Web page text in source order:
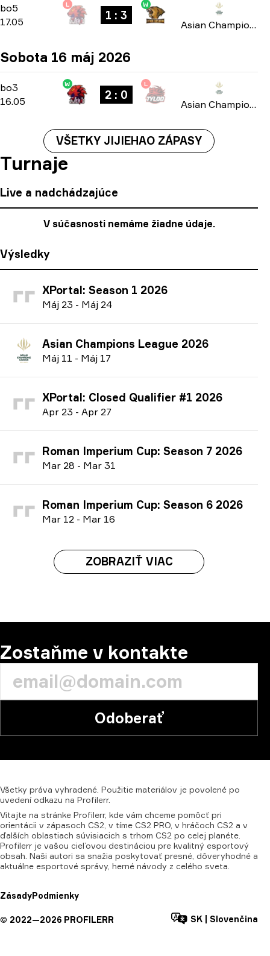
bo5 -bo5
17.05
L
1 : 3
W
Asian Champions League 2026
Sobota 16 máj 2026
bo3 -bo3
16.05
W
2 : 0
L
Asian Champions League 2026
VŠETKY JIJIEHAO ZÁPASY
Turnaje
Live a nadchádzajúce
V súčasnosti nemáme žiadne údaje.
Výsledky
XPortal: Season 1 2026
Máj 23 - Máj 24
Asian Champions League 2026
Máj 11 - Máj 17
XPortal: Closed Qualifier #1 2026
Apr 23 - Apr 27
Roman Imperium Cup: Season 7 2026
Mar 28 - Mar 31
Roman Imperium Cup: Season 6 2026
Mar 12 - Mar 16
ZOBRAZIŤ VIAC
Zostaňme v kontakte
Odoberať
Všetky práva vyhradené. Použitie materiálov je povolené po
uvedení odkazu na Profilerr.
Vitajte na stránke Profilerr, kde vám chceme pomôcť pri
orientácii v zápasoch CS2, v tíme CS2 PRO, v hráčoch CS2 a v
ďalších oblastiach súvisiacich s trhom CS2 po celej planéte.
Profilerr je vašou cieľovou destináciou pre kvalitný esportový
obsah. Naši autori sa snažia poskytovať presné, dôveryhodné a
aktuálne esportové správy, herné návody z celého sveta.
ZásadyPodmienky
© 2022—2026 PROFILERR SK Slovenčina